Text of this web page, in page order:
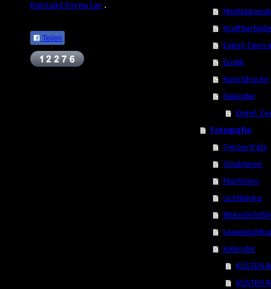
Kontaktformular.
Teilen
Engel, Feen
Erotik
Kunstdrucke
Kalender
Engel,
Fotografie
Tierporträts
Strukturen
Maritimes
Lichtblicke
Kalender
KÜSTEN
KÜSTEN